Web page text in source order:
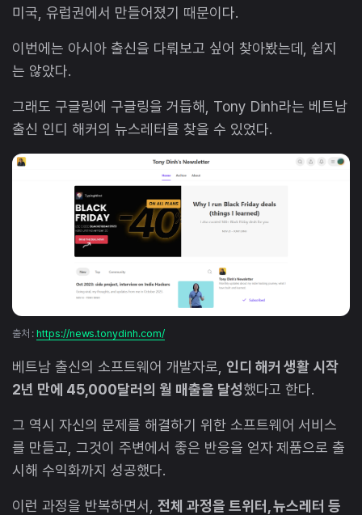
미국, 유럽권에서 만들어졌기 때문이다.
이번에는 아시아 출신을 다뤄보고 싶어 찾아봤는데, 쉽지
는 않았다.
그래도 구글링에 구글링을 거듭해, Tony Dinh라는 베트남
출신 인디 해커의 뉴스레터를 찾을 수 있었다.
출처 : https://news.tonydinh.com/
베트남 출신의 소프트웨어 개발자로, 인디 해커 생활 시작
2년 만에 45,000달러의 월 매출을 달성했다고 한다.
그 역시 자신의 문제를 해결하기 위한 소프트웨어 서비스
를 만들고, 그것이 주변에서 좋은 반응을 얻자 제품으로 출
시해 수익화까지 성공했다.
이런 과정을 반복하면서, 전체 과정을 트위터, 뉴스레터 등